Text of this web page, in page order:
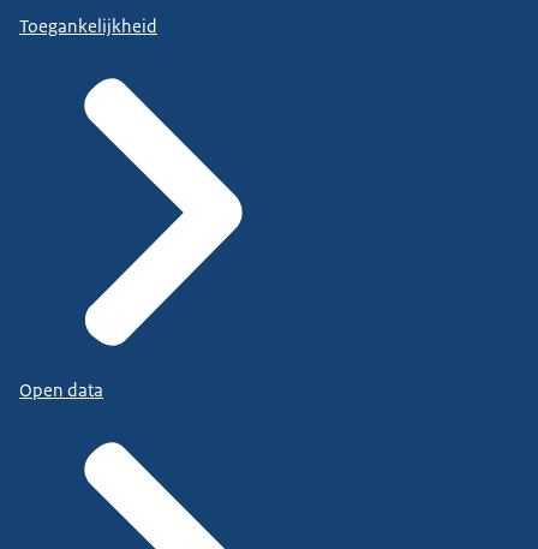
Toegankelijkheid
Open data